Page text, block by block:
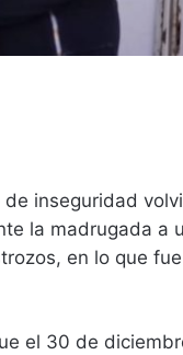
de inseguridad
la madrugada a
en lo que
el 30 de